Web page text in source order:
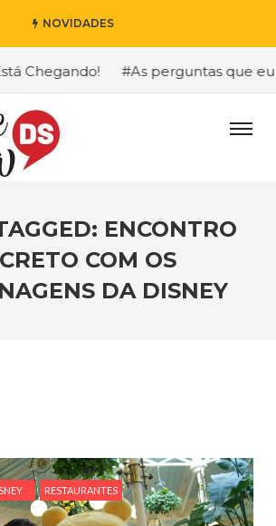
NOVIDADES
#As perguntas que eu
ENCONTRO
COM OS
DA DISNEY
RESTAURANTES